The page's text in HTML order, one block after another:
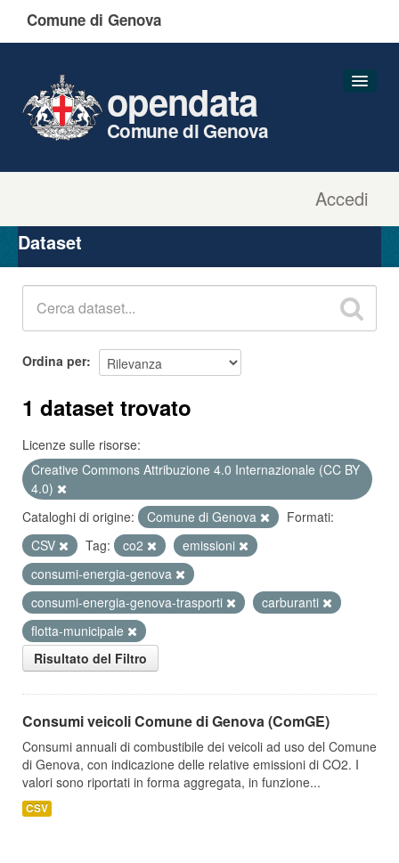
Comune di Genova
Accedi
opendata
Comune di Genova
Organizzazioni
Gruppi
Dataset
Ordina per
1 dataset trovato
Licenze sulle risorse:
Creative Commons Attribuzione 4.0 Internazionale (CC BY
4.0)
Cataloghi di origine:
Comune di Genova
Formati:
CSV
Tag: co2
emissioni
consumi-energia-genova
consumi-energia-genova-trasporti
carburanti
flotta-municipale
Risultato del Filtro
Consumi veicoli Comune di Genova (ComGE)
Consumi annuali di combustibile dei veicoli ad uso del Comune
di Genova, con indicazione delle relative emissioni di CO2. I
valori sono riportati in forma aggregata, in funzione...
CSV